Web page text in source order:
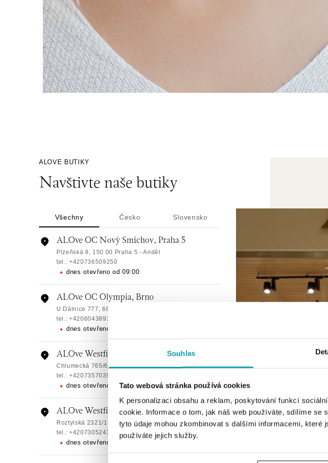
Souhlas
Tato webová stránka používá cookies
K personalizaci obsahu a reklam, poskytování funkcí
cookie. Informace o tom, jak náš web používáte, sdílíme se
tyto údaje mohou zkombinovat s dalšími informacemi,
používáte jejich služby.
ALOVE BUTIKY
Navštivte naše butiky
Všechny Česko Slovensko
ALOve OC Nový Smíchov, Praha 5
Plzeňská 8, 150 00 Praha 5 - Anděl
tel.: +420736509250
dnes otevřeno od 09:00
ALOve OC Olympia, Brno
U Dálnice 777, 664 42 Brno
tel.: +420604389337
dnes otevřeno od 10:00
ALOve Westfield Černý most, Praha 9
Chlumecká 765/6, 198 19 Praha 9
tel.: +420735703904
dnes otevřeno od 09:00
ALOve Westfield, Praha 4 - Chodov
Roztylská 2321/19, 148 00 Praha 4 - Chodov
tel.: +420730524389
dnes otevřeno od 09:00